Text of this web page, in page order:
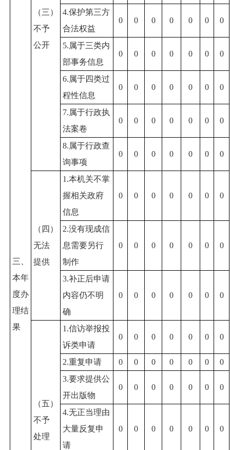
三、
本年
度办
理结
果
（三）
不予
公开
4.保护第三方
合法权益
0 0 0 0 0 0 0
5.属于三类内
部事务信息
0 0 0 0 0 0 0
6.属于四类过
程性信息
0 0 0 0 0 0 0
7.属于行政执
法案卷
0 0 0 0 0 0 0
8.属于行政查
询事项
0 0 0 0 0 0 0
（四）
无法
提供
1.本机关不掌
握相关政府
信息
0 0 0 0 0 0 0
2.没有现成信
息需要另行
制作
0 0 0 0 0 0 0
3.补正后申请
内容仍不明
确
0 0 0 0 0 0 0
（五）
不予
处理
1.信访举报投
诉类申请
0 0 0 0 0 0 0
2.重复申请 0 0 0 0 0 0
0
3.要求提供公
开出版物
0 0 0 0 0 0 0
4.无正当理由
大量反复申
请
0 0 0 0 0 0 0